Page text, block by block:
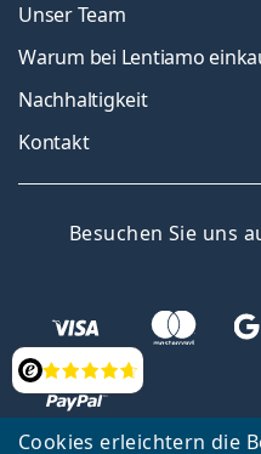
Cookies erleichtern die
Bewertung
Unser Team
Warum bei Lentiamo
Nachhaltigkeit
Kontakt
Besuchen Sie uns